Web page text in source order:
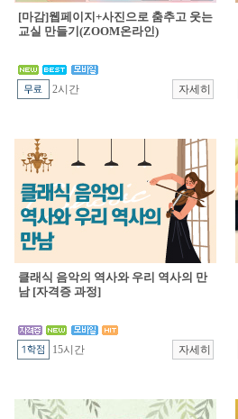
[마감]웹페이지+사진으로 춤추고 웃는
교실 만들기(ZOOM온라인)
2시간
클래식 음악의 역사와 우리 역사의 만
남 [자격증 과정]
15시간